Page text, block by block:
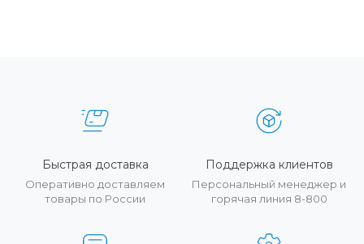
Быстрая доставка
Оперативно доставляем
товары по России
Поддержка клиентов
Персональный менеджер и
горячая линия 8-800